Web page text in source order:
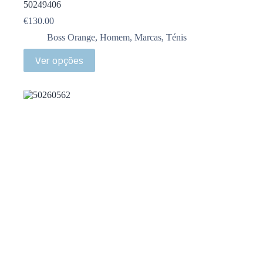
50249406
€130.00
Boss Orange, Homem, Marcas, Ténis
Ver opções